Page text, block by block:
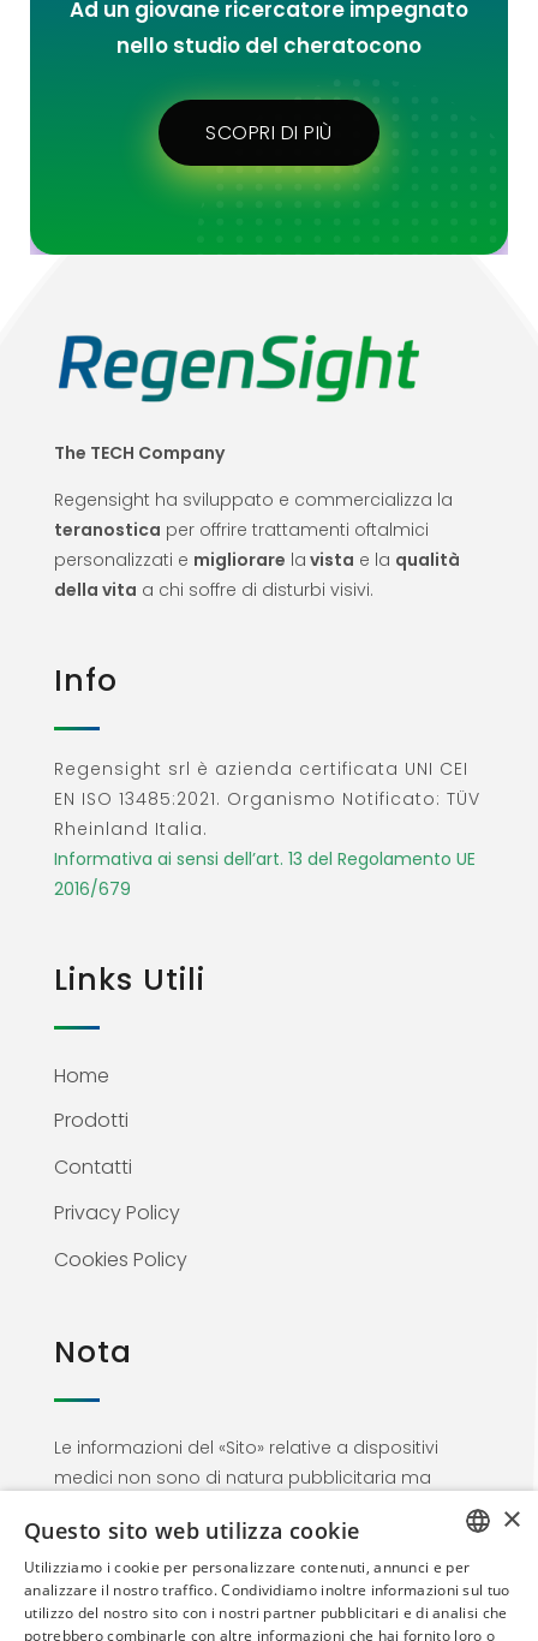
Ad un giovane ricercatore impegnato
nello studio del cheratocono
SCOPRI DI PIÙ
The TECH Company
Regensight ha sviluppato e commercializza la
teranostica per offrire trattamenti oftalmici
personalizzati e migliorare la vista e la qualità
della vita a chi soffre di disturbi visivi.
Info
Regensight srl è azienda certificata UNI CEI
EN ISO 13485:2021. Organismo Notificato: TÜV
Rheinland Italia.
Informativa ai sensi dell’art. 13 del Regolamento UE
2016/679
Links Utili
Home
Prodotti
Contatti
Privacy Policy
Cookies Policy
Nota
Le informazioni del «Sito» relative a dispositivi
medici non sono di natura pubblicitaria ma
personale medico. Proseguendo nella
navigazione l’utente dichiara di essere un
Professionista dell’area sanitaria
ITALIAN
ENGLISH
×
Questo sito web utilizza cookie
Utilizziamo i cookie per personalizzare contenuti, annunci e per
analizzare il nostro traffico. Condividiamo inoltre informazioni sul tuo
utilizzo del nostro sito con i nostri partner pubblicitari e di analisi che
potrebbero combinarle con altre informazioni che hai fornito loro o